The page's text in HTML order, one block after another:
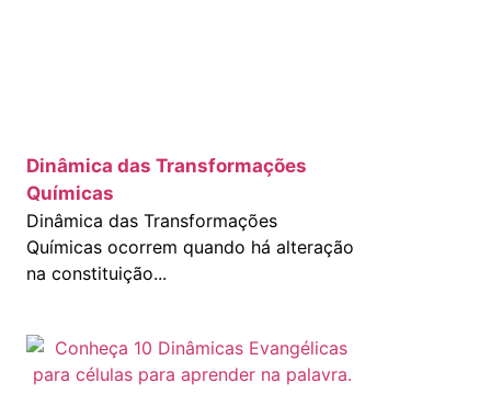
Dinâmica das Transformações
Químicas
Dinâmica das Transformações
Químicas ocorrem quando há alteração
na constituição...